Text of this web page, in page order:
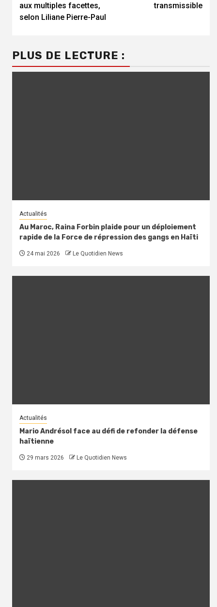
aux multiples facettes,
selon Liliane Pierre-Paul
transmissible
PLUS DE LECTURE :
Actualités
Au Maroc, Raina Forbin plaide pour un déploiement
rapide de la Force de répression des gangs en Haïti
24 mai 2026 Le Quotidien News
Actualités
Mario Andrésol face au défi de refonder la défense
haïtienne
29 mars 2026 Le Quotidien News